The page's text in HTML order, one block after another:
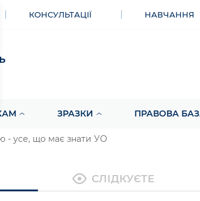
КОНСУЛЬТАЦІЇ НАВЧАННЯ
ЗРАЗКИ ПРАВОВА
- усе, що має знати УО
СЛІДКУЄТЕ